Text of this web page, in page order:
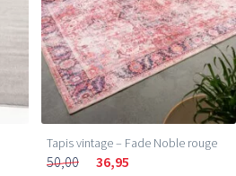
Tapis vintage – Fade Noble rouge
50,00 36,95